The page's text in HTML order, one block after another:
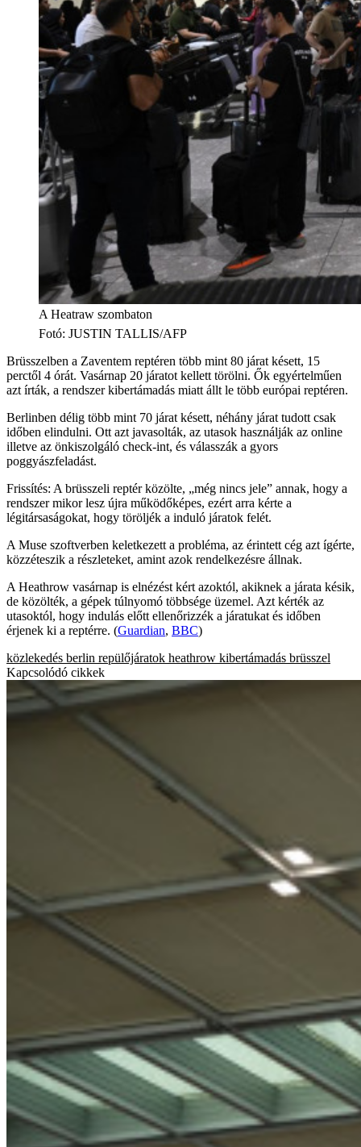
A Heatraw szombaton
Fotó: JUSTIN TALLIS/AFP
Brüsszelben a Zaventem reptéren több mint 80 járat késett, 15
perctől 4 órát. Vasárnap 20 járatot kellett törölni. Ők egyértelműen
azt írták, a rendszer kibertámadás miatt állt le több európai reptéren.
Berlinben délig több mint 70 járat késett, néhány járat tudott csak
időben elindulni. Ott azt javasolták, az utasok használják az online
illetve az önkiszolgáló check-int, és válasszák a gyors
poggyászfeladást.
Frissítés: A brüsszeli reptér közölte, „még nincs jele” annak, hogy a
rendszer mikor lesz újra működőképes, ezért arra kérte a
légitársaságokat, hogy töröljék a induló járatok felét.
A Muse szoftverben keletkezett a probléma, az érintett cég azt ígérte,
közzéteszik a részleteket, amint azok rendelkezésre állnak.
A Heathrow vasárnap is elnézést kért azoktól, akiknek a járata késik,
de közölték, a gépek túlnyomó többsége üzemel. Azt kérték az
utasoktól, hogy indulás előtt ellenőrizzék a járatukat és időben
érjenek ki a reptérre. (Guardian, BBC)
közlekedés berlin repülőjáratok heathrow kibertámadás brüsszel
Kapcsolódó cikkek